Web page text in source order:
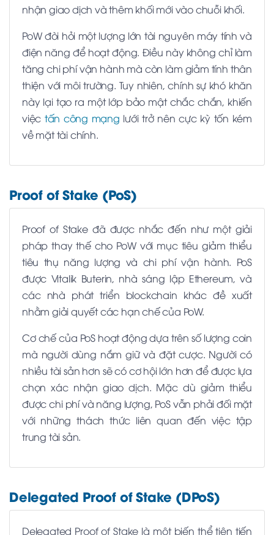
nhận giao dịch và thêm khối mới vào chuỗi khối.
PoW đòi hỏi một lượng lớn tài nguyên máy tính và
điện năng để hoạt động. Điều này không chỉ làm
tăng chi phí vận hành mà còn làm giảm tính thân
thiện với môi trường. Tuy nhiên, chính sự khó khăn
này lại tạo ra một lớp bảo mật chắc chắn, khiến
việc tấn công mạng lưới trở nên cực kỳ tốn kém
về mặt tài chính.
Proof of Stake (PoS)
Proof of Stake đã được nhắc đến như một giải
pháp thay thế cho PoW với mục tiêu giảm thiểu
tiêu thụ năng lượng và chi phí vận hành. PoS
được Vitalik Buterin, nhà sáng lập Ethereum, và
các nhà phát triển blockchain khác đề xuất
nhằm giải quyết các hạn chế của PoW.
Cơ chế của PoS hoạt động dựa trên số lượng coin
mà người dùng nắm giữ và đặt cược. Người có
nhiều tài sản hơn sẽ có cơ hội lớn hơn để được lựa
chọn xác nhận giao dịch. Mặc dù giảm thiểu
được chi phí và năng lượng, PoS vẫn phải đối mặt
với những thách thức liên quan đến việc tập
trung tài sản.
Delegated Proof of Stake (DPoS)
Delegated Proof of Stake là một biến thể tiên tiến